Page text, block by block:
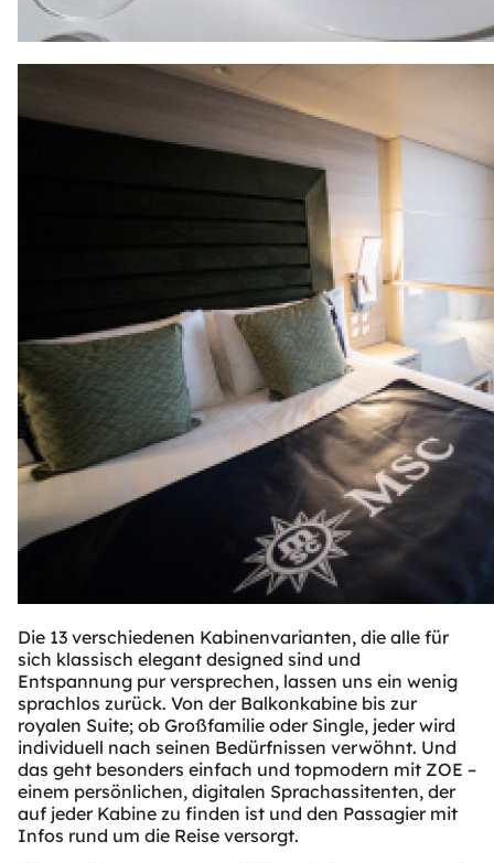
Die 13 verschiedenen Kabinenvarianten, die alle für
sich klassisch elegant designed sind und
Entspannung pur versprechen, lassen uns ein wenig
sprachlos zurück. Von der Balkonkabine bis zur
royalen Suite; ob Großfamilie oder Single, jeder wird
individuell nach seinen Bedürfnissen verwöhnt. Und
das geht besonders einfach und topmodern mit ZOE –
einem persönlichen, digitalen Sprachassitenten, der
auf jeder Kabine zu finden ist und den Passagier mit
Infos rund um die Reise versorgt.